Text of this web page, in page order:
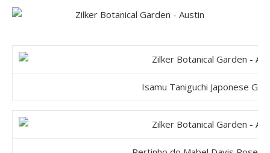
Isamu Taniguchi Japonese